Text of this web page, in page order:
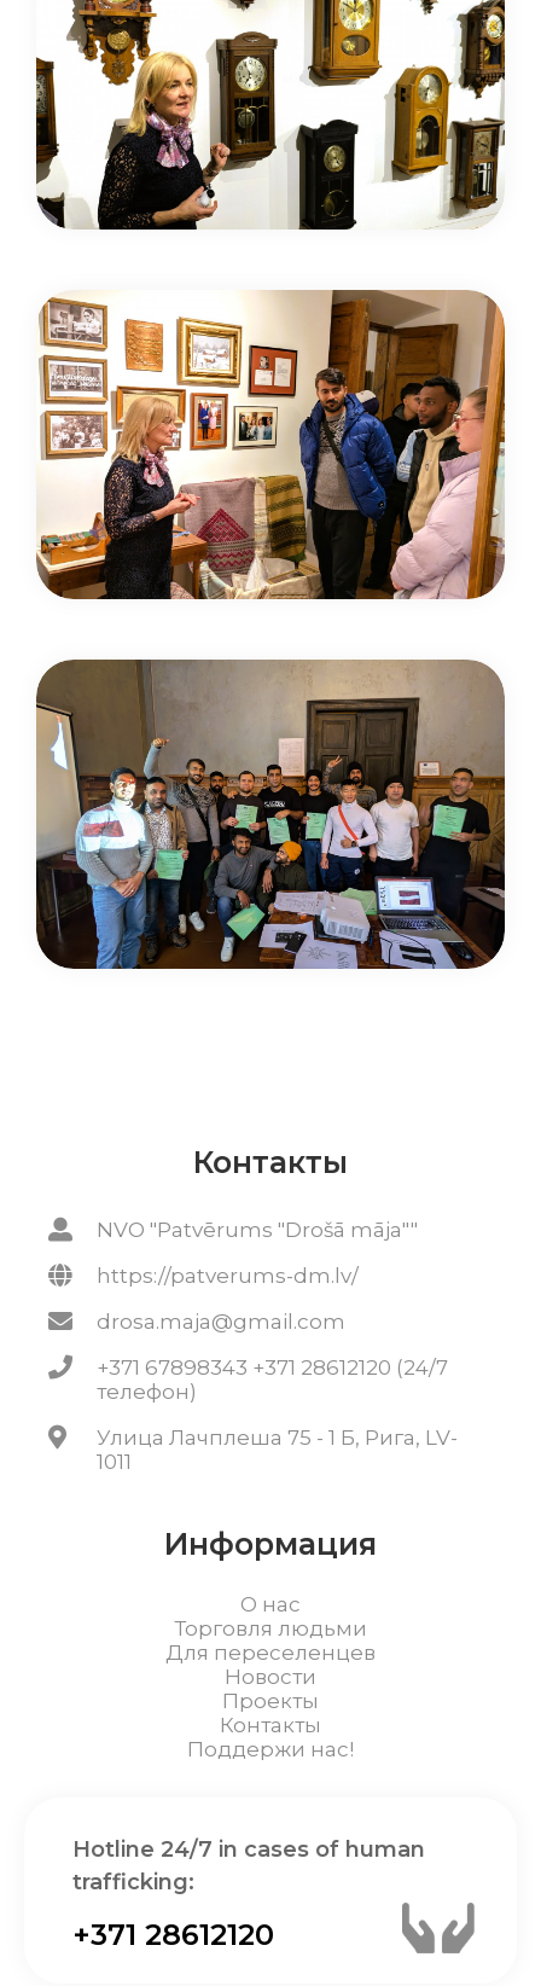
Контакты
NVO "Patvērums "Drošā māja""
https://patverums-dm.lv/
drosa.maja@gmail.com
+371 67898343 +371 28612120 (24/7
телефон)
Улица Лачплеша 75 - 1 Б, Рига, LV-
1011
Информация
О нас
Торговля людьми
Для переселенцев
Новости
Проекты
Контакты
Поддержи нас!
Hotline 24/7 in cases of human
trafficking:
+371 28612120